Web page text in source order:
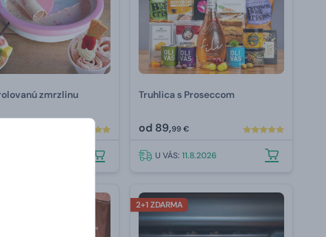
zmrzlinu Truhlica s Proseccom
od 89,99 €
U VÁS:11.8.2026
2+1 ZDARMA